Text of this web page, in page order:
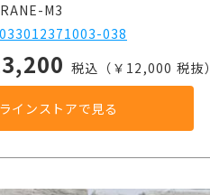
M3
038
税込（￥12,000 税抜）
インストアで見る